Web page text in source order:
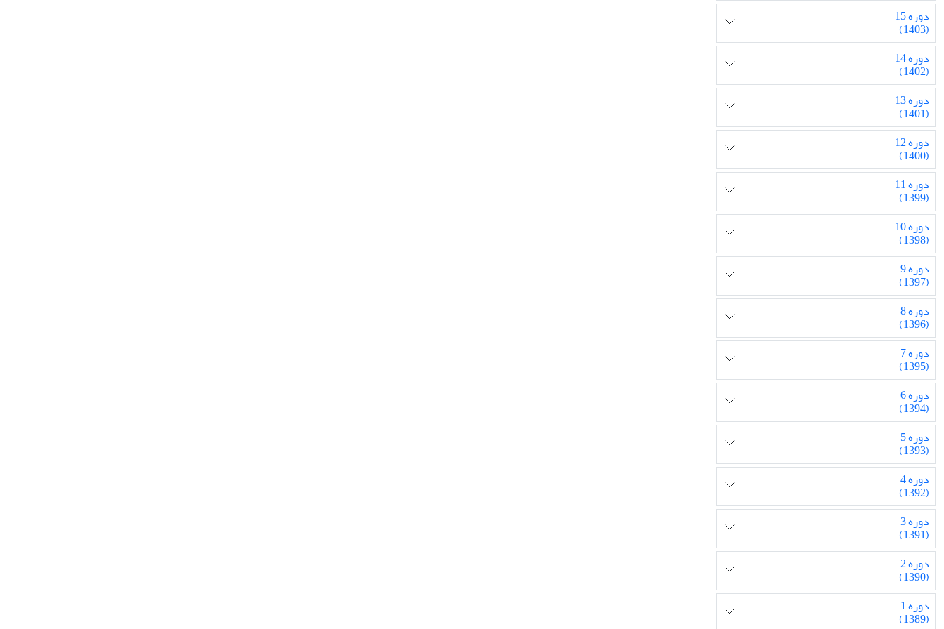
دوره 15
(1403)
دوره 14
(1402)
دوره 13
(1401)
دوره 12
(1400)
دوره 11
(1399)
دوره 10
(1398)
دوره 9
(1397)
دوره 8
(1396)
دوره 7
(1395)
دوره 6
(1394)
دوره 5
(1393)
دوره 4
(1392)
دوره 3
(1391)
دوره 2
(1390)
دوره 1
(1389)